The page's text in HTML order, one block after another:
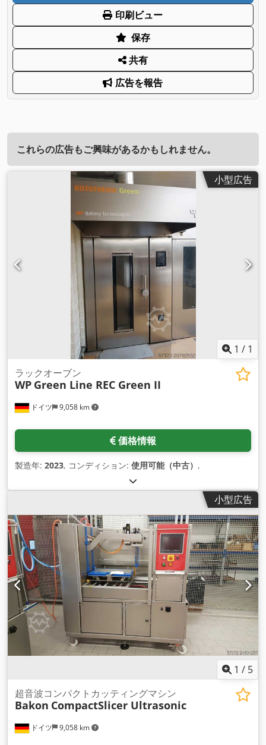
印刷ビュー
保存
共有
広告を報告
これらの広告もご興味があるかもしれません。
小型広告
1 / 1
ドイツ 9,058 km
ラックオーブン
WP Green Line REC Green II
価格情報
製造年: 2023, コンディション: 使用可能（中古） ,
小型広告
1 / 5
ドイツ 9,058 km
超音波コンパクトカッティングマシン
Bakon CompactSlicer Ultrasonic